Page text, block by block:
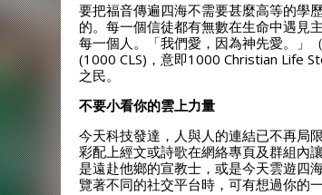
要把福音傳遍四海不需要甚麼高等的學
的。每一個信徒都有無數在生命中遇見
每一個人。「我們愛，因為神先愛。」
(1000 CLS)，意即1000 Christian Life
之民。
不要小看你的雲上力量
今天科技發達，人與人的連結已不再局
彩配上經文或詩歌在網絡專頁及群組內
是遠赴他鄉的宣教士，或是今天雲遊四
覽著不同的社交平台時，可有想過你的